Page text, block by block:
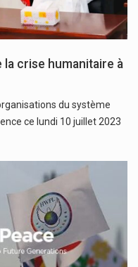
la crise humanitaire à
du système
ce lundi 10 juillet 2023